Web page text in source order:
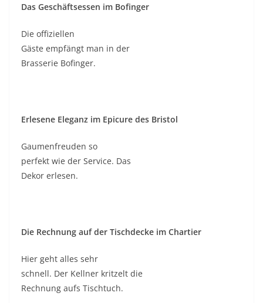
Das Geschäftsessen im Bofinger
Die offiziellen
Gäste empfängt man in der
Brasserie Bofinger.
Erlesene Eleganz im Epicure des Bristol
Gaumenfreuden so
perfekt wie der Service. Das
Dekor erlesen.
Die Rechnung auf der Tischdecke im Chartier
Hier geht alles sehr
schnell. Der Kellner kritzelt die
Rechnung aufs Tischtuch.